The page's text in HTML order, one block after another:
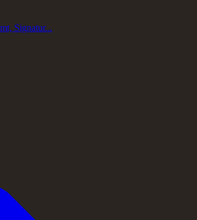
Signatur...